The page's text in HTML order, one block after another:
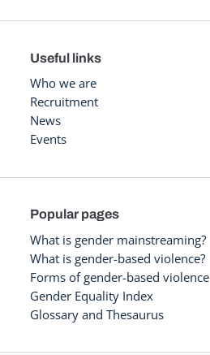
Useful links
Who we are
Recruitment
News
Events
Popular pages
What is gender mainstreaming?
What is gender-based violence?
Forms of gender-based violence
Gender Equality Index
Glossary and Thesaurus